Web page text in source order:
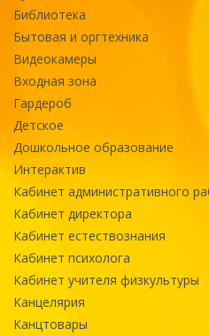
Библиотека
Бытовая и оргтехника
Видеокамеры
Входная зона
Гардероб
Детское
Дошкольное образование
Интерактив
Кабинет административного
Кабинет директора
Кабинет естествознания
Кабинет психолога
Кабинет учителя физкультуры
Канцелярия
Канцтовары